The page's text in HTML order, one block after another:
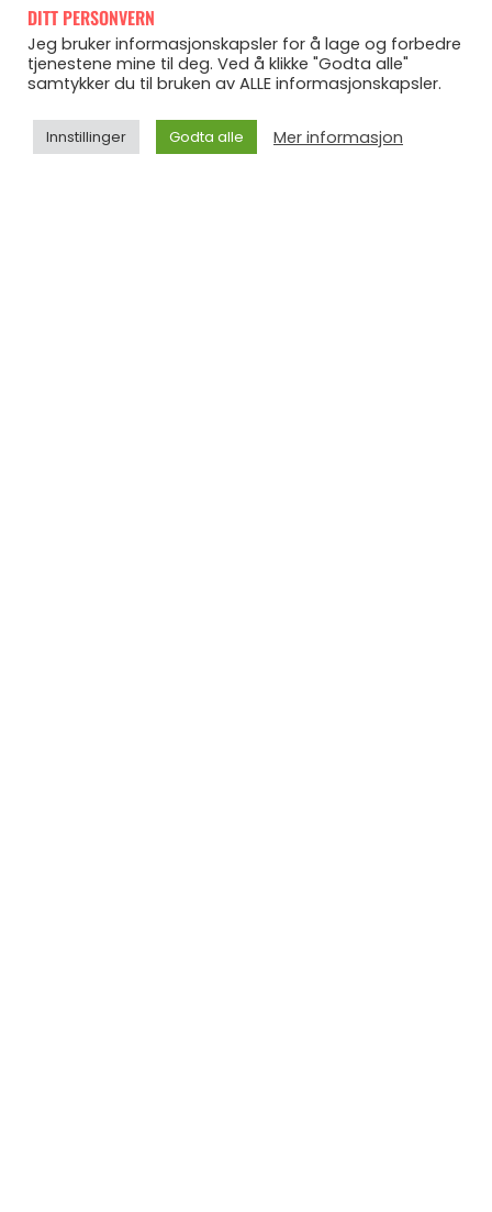
lærdommen inn i nye fire uker, og prøver å løse det hele
på en bedre måte – målet er å gjennomføre den
(overkommelige) planen du setter for deg selv, med mål
om å få gulroten på slutten av perioden; mestringsfølelse
DITT PERSONVERN
Jeg bruker informasjonskapsler for å lage og forbedre
tjenestene mine til deg. Ved å klikke "Godta alle"
samtykker du til bruken av ALLE informasjonskapsler.
Innstillinger Godta alle Mer informasjon